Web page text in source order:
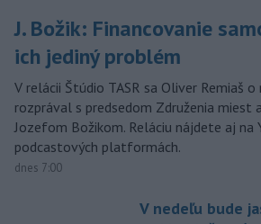
J. Božik: Financovanie
ich jediný problém
V relácii Štúdio TASR sa Oliver Remiaš
rozprával s predsedom Združenia miest
Jozefom Božikom. Reláciu nájdete aj na
podcastových platformách.
dnes 7:00
V nedeľu bude